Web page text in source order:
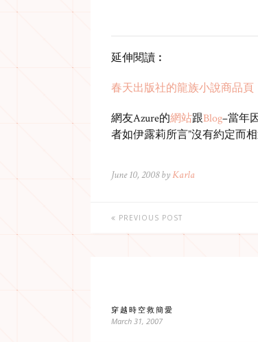
延伸閱讀︰
春天出版社的龍族小說商品頁
網友Azure的網站跟Blog–當年
者如伊露莉所言”沒有約定而
June 10, 2008 byKarla
PREVIOUS POST
穿越時空救簡愛
March 31, 2007